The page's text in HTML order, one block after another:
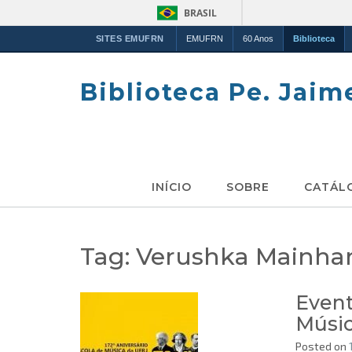
BRASIL
SITES EMUFRN EMUFRN 60 Anos Biblioteca
Biblioteca Pe.
INÍCIO SOBRE
Tag: Verushka
Posted on